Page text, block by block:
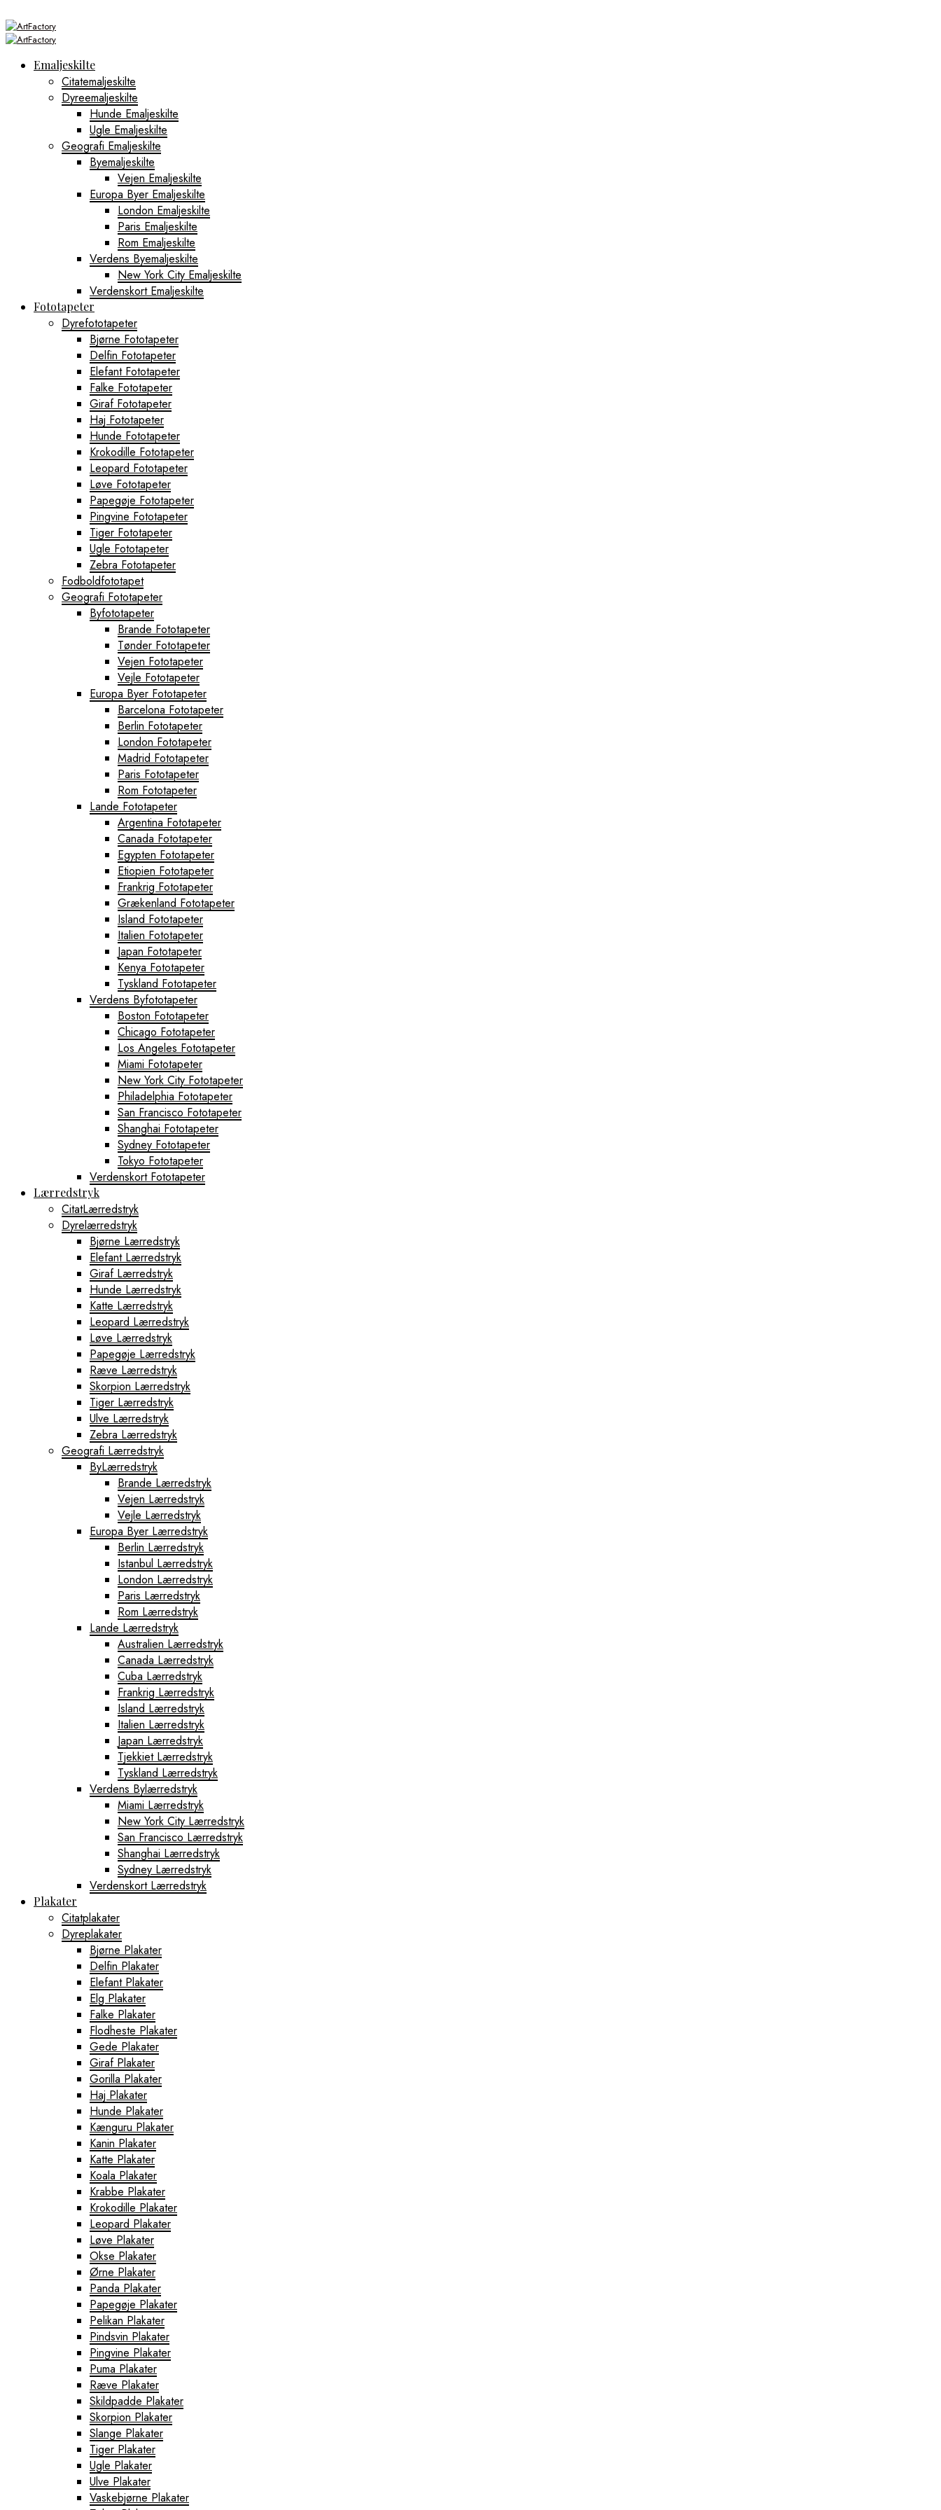
Emaljeskilte
Citatemaljeskilte
Dyreemaljeskilte
Hunde Emaljeskilte
Ugle Emaljeskilte
Geografi Emaljeskilte
Byemaljeskilte
Vejen Emaljeskilte
Europa Byer Emaljeskilte
London Emaljeskilte
Paris Emaljeskilte
Rom Emaljeskilte
Verdens Byemaljeskilte
New York City Emaljeskilte
Verdenskort Emaljeskilte
Fototapeter
Dyrefototapeter
Bjørne Fototapeter
Delfin Fototapeter
Elefant Fototapeter
Falke Fototapeter
Giraf Fototapeter
Haj Fototapeter
Hunde Fototapeter
Krokodille Fototapeter
Leopard Fototapeter
Løve Fototapeter
Papegøje Fototapeter
Pingvine Fototapeter
Tiger Fototapeter
Ugle Fototapeter
Zebra Fototapeter
Fodboldfototapet
Geografi Fototapeter
Byfototapeter
Brande Fototapeter
Tønder Fototapeter
Vejen Fototapeter
Vejle Fototapeter
Europa Byer Fototapeter
Barcelona Fototapeter
Berlin Fototapeter
London Fototapeter
Madrid Fototapeter
Paris Fototapeter
Rom Fototapeter
Lande Fototapeter
Argentina Fototapeter
Canada Fototapeter
Egypten Fototapeter
Etiopien Fototapeter
Frankrig Fototapeter
Grækenland Fototapeter
Island Fototapeter
Italien Fototapeter
Japan Fototapeter
Kenya Fototapeter
Tyskland Fototapeter
Verdens Byfototapeter
Boston Fototapeter
Chicago Fototapeter
Los Angeles Fototapeter
Miami Fototapeter
New York City Fototapeter
Philadelphia Fototapeter
San Francisco Fototapeter
Shanghai Fototapeter
Sydney Fototapeter
Tokyo Fototapeter
Verdenskort Fototapeter
Lærredstryk
CitatLærredstryk
Dyrelærredstryk
Bjørne Lærredstryk
Elefant Lærredstryk
Giraf Lærredstryk
Hunde Lærredstryk
Katte Lærredstryk
Leopard Lærredstryk
Løve Lærredstryk
Papegøje Lærredstryk
Ræve Lærredstryk
Skorpion Lærredstryk
Tiger Lærredstryk
Ulve Lærredstryk
Zebra Lærredstryk
Geografi Lærredstryk
ByLærredstryk
Brande Lærredstryk
Vejen Lærredstryk
Vejle Lærredstryk
Europa Byer Lærredstryk
Berlin Lærredstryk
Istanbul Lærredstryk
London Lærredstryk
Paris Lærredstryk
Rom Lærredstryk
Lande Lærredstryk
Australien Lærredstryk
Canada Lærredstryk
Cuba Lærredstryk
Frankrig Lærredstryk
Island Lærredstryk
Italien Lærredstryk
Japan Lærredstryk
Tjekkiet Lærredstryk
Tyskland Lærredstryk
Verdens Bylærredstryk
Miami Lærredstryk
New York City Lærredstryk
San Francisco Lærredstryk
Shanghai Lærredstryk
Sydney Lærredstryk
Verdenskort Lærredstryk
Plakater
Citatplakater
Dyreplakater
Bjørne Plakater
Delfin Plakater
Elefant Plakater
Elg Plakater
Falke Plakater
Flodheste Plakater
Gede Plakater
Giraf Plakater
Gorilla Plakater
Haj Plakater
Hunde Plakater
Kænguru Plakater
Kanin Plakater
Katte Plakater
Koala Plakater
Krabbe Plakater
Krokodille Plakater
Leopard Plakater
Løve Plakater
Okse Plakater
Ørne Plakater
Panda Plakater
Papegøje Plakater
Pelikan Plakater
Pindsvin Plakater
Pingvine Plakater
Puma Plakater
Ræve Plakater
Skildpadde Plakater
Skorpion Plakater
Slange Plakater
Tiger Plakater
Ugle Plakater
Ulve Plakater
Vaskebjørne Plakater